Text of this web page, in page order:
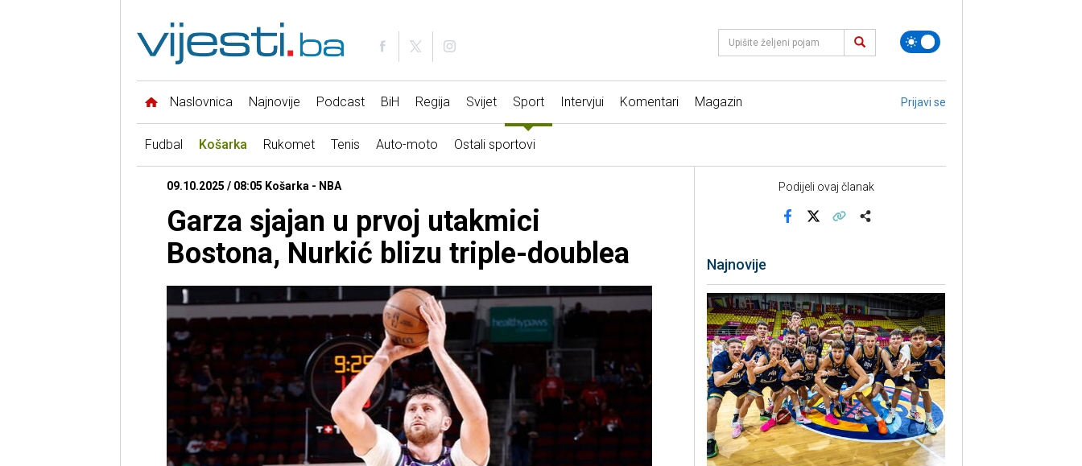
Naslovnica Najnovije Podcast BiH Regija Svijet Sport Intervjui Komentari Magazin Prijavi se
Fudbal Košarka Rukomet Tenis Auto-moto Ostali sportovi
09.10.2025 / 08:05 Košarka - NBA
Garza sjajan u prvoj utakmici
Bostona, Nurkić blizu triple-doublea
Podijeli ovaj članak
Najnovije